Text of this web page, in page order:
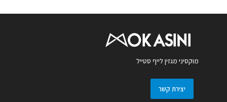
מוקסיני מגזין לייף סטייל
יצירת קשר